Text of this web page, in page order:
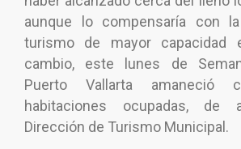
aunque lo compensaría con
turismo de mayor capacidad
cambio, este lunes de
Puerto Vallarta
habitaciones ocupadas,
Dirección de Turismo Municipal.